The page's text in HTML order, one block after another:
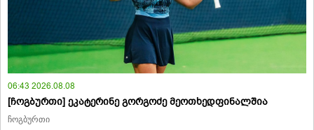
06:43 2026.08.08
[ჩოგბურთი] ეკატერინე გორგოძე მეოთხედფინალშია
ჩოგბურთი